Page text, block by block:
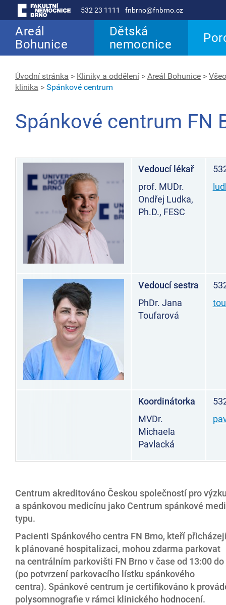
532 23 1111 fnbrno@fnbrno.cz
Areál
Bohunice
Dětská
nemocnice
Úvodní stránka > Kliniky a oddělení > Areál Bohunice >
klinika > Spánkové centrum
Spánkové centrum FN
Vedoucí lékař
prof. MUDr.
Ondřej Ludka,
Ph.D., FESC
Vedoucí sestra
PhDr. Jana
Toufarová
Koordinátorka
MVDr.
Michaela
Pavlacká
Centrum akreditováno Českou společností pro
a spánkovou medicínu jako Centrum spánkové
typu.
Pacienti Spánkového centra FN Brno, kteří
k plánované hospitalizaci, mohou zdarma parkovat
na centrálním parkovišti FN Brno v čase od 13:00 do
(po potvrzení parkovacího lístku spánkového
centra). Spánkové centrum je certifikováno k
polysomnografie v rámci klinického hodnocení.